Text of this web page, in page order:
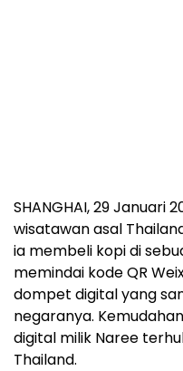
SHANGHAI,29 Januari
wisatawan asal
ia membeli kopi di
memindai kode QR
dompet digital yang
negaranya.
digital milik Naree
Thailand.